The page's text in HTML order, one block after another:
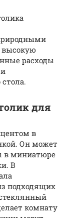
расходы
для
в
Он может
в миниатюре
В
подходящих
комнату